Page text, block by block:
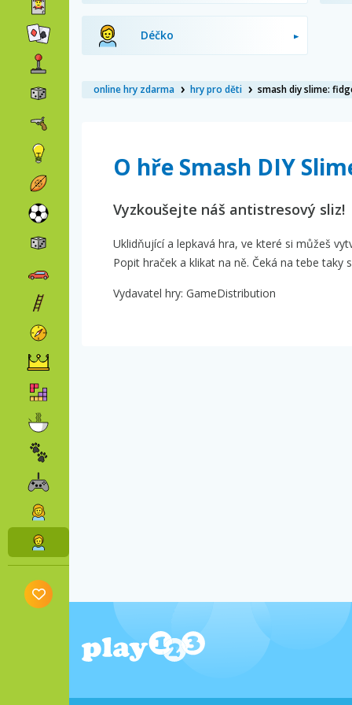
Déčko
online hry zdarma hry pro děti smash diy slime:
O hře Smash DIY
Vyzkoušejte náš antistresový sliz!
Uklidňující a lepkavá hra, ve které si můžeš
Popit hraček a klikat na ně. Čeká na tebe
Vydavatel hry: GameDistribution